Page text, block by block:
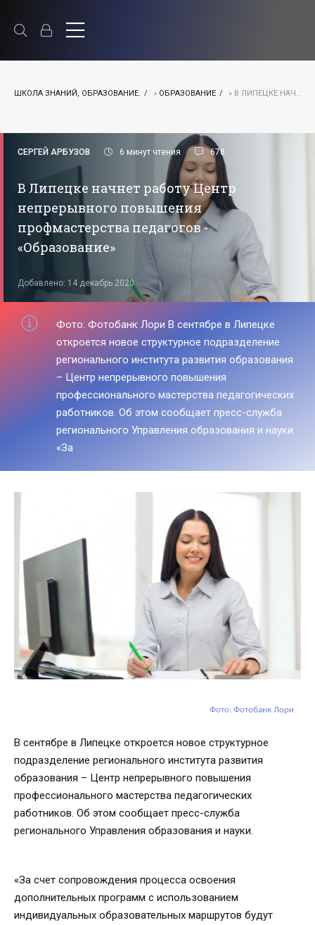
ШКОЛА ЗНАНИЙ, ОБРАЗОВАНИЕ. » ОБРАЗОВАНИЕ » В ЛИПЕЦКЕ НАЧНЕТ РАБОТУ ЦЕНТР НЕПРЕРЫВНОГО ПОВЫШЕНИЯ ПРОФМАСТЕРСТВА ПЕДАГОГОВ - «ОБРАЗОВАНИЕ»
СЕРГЕЙ АРБУЗОВ 6 минут чтения 678
В Липецке начнет работу Центр
непрерывного повышения
профмастерства педагогов -
«Образование»
Добавлено: 14 декабрь 2020
Фото: Фотобанк Лори В сентябре в Липецке
откроется новое структурное подразделение
регионального института развития образования
– Центр непрерывного повышения
профессионального мастерства педагогических
работников. Об этом сообщает пресс-служба
регионального Управления образования и науки.
«За
Фото: Фотобанк Лори
В сентябре в Липецке откроется новое структурное
подразделение регионального института развития
образования – Центр непрерывного повышения
профессионального мастерства педагогических
работников. Об этом сообщает пресс-служба
регионального Управления образования и науки.
«За счет сопровождения процесса освоения
дополнительных программ с использованием
индивидуальных образовательных маршрутов будут